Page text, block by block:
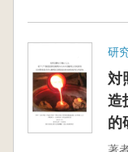
研
対
造
的